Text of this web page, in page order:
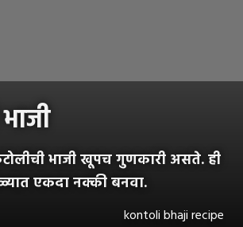
भाजी खूपच गुणकारी असते. ही
एकदा नक्की बनवा.
kontoli bhaji recipe